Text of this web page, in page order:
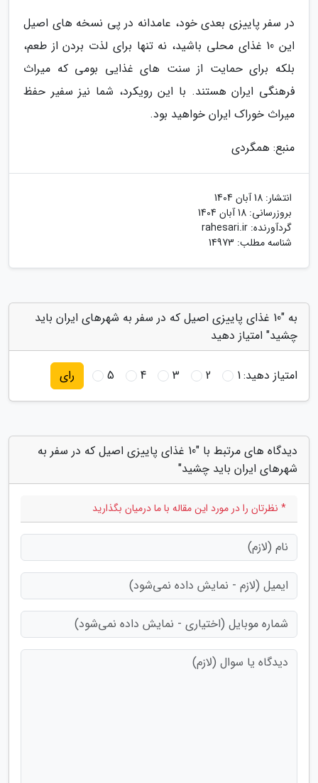
در سفر پاییزی بعدی خود، عامدانه در پی نسخه های اصیل
این 10 غذای محلی باشید، نه تنها برای لذت بردن از طعم،
بلکه برای حمایت از سنت های غذایی بومی که میراث
فرهنگی ایران هستند. با این رویکرد، شما نیز سفیر حفظ
میراث خوراک ایران خواهید بود.
منبع: همگردی
انتشار: 18 آبان 1404
بروزرسانی: 18 آبان 1404
گردآورنده: rahesari.ir
شناسه مطلب: 14973
به "10 غذای پاییزی اصیل که در سفر به شهرهای ایران باید
چشید" امتیاز دهید
امتیاز دهید:1
2
3
4
5 رای
دیدگاه های مرتبط با "10 غذای پاییزی اصیل که در سفر به
شهرهای ایران باید چشید"
* نظرتان را در مورد این مقاله با ما درمیان بگذارید